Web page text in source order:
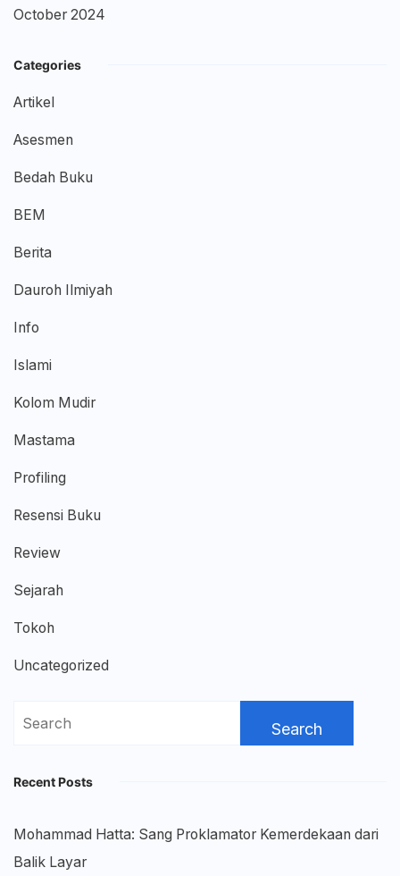
October 2024
Categories
Artikel
Asesmen
Bedah Buku
BEM
Berita
Dauroh Ilmiyah
Info
Islami
Kolom Mudir
Mastama
Profiling
Resensi Buku
Review
Sejarah
Tokoh
Uncategorized
Search
Recent Posts
Mohammad Hatta: Sang Proklamator Kemerdekaan dari
Balik Layar